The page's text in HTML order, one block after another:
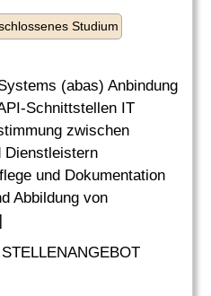
Studium
(abas) Anbindung
Schnittstellen IT
zwischen
Dienstleistern
und Dokumentation
Abbildung von